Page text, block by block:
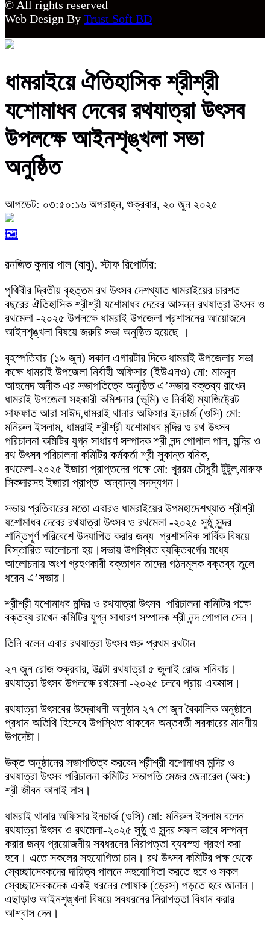
© All rights reserved
Web Design By Trust Soft BD
ধামরাইয়ে ঐতিহাসিক শ্রীশ্রী
যশোমাধব দেবের রথযাত্রা উৎসব
উপলক্ষে আইনশৃঙ্খলা সভা
অনুষ্ঠিত
আপডেট: ০৩:৫০:১৬ অপরাহ্ন, শুক্রবার, ২০ জুন ২০২৫
🖼️
রনজিত কুমার পাল (বাবু), স্টাফ রিপোর্টার:
পৃথিবীর দ্বিতীয় বৃহত্তম রথ উৎসব দেশখ্যাত ধামরাইয়ের চারশত
বছরের ঐতিহাসিক শ্রীশ্রী যশোমাধব দেবের আসন্ন রথযাত্রা উৎসব ও
রথমেলা -২০২৫ উপলক্ষে ধামরাই উপজেলা প্রশাসনের আয়োজনে
আইনশৃঙ্খলা বিষয়ে জরুরি সভা অনুষ্ঠিত হয়েছে ।
বৃহস্পতিবার (১৯ জুন) সকাল এগারটার দিকে ধামরাই উপজেলার সভা
কক্ষে ধামরাই উপজেলা নির্বাহী অফিসার (ইউএনও) মো: মামনুন
আহমেদ অনীক এর সভাপতিত্বে অনুষ্ঠিত এ’সভায় বক্তব্য রাখেন
ধামরাই উপজেলা সহকারী কমিশনার (ভূমি) ও নির্বাহী ম্যাজিষ্ট্রেট
সাফফাত আরা সাঈদ,ধামরাই থানার অফিসার ইনচার্জ (ওসি) মো:
মনিরুল ইসলাম, ধামরাই শ্রীশ্রী যশোমাধব মন্দির ও রথ উৎসব
পরিচালনা কমিটির যুগ্ন সাধারণ সম্পাদক শ্রী নন্দ গোপাল পাল, মন্দির ও
রথ উৎসব পরিচালনা কমিটির কর্মকর্তা শ্রী সুকান্ত বনিক,
রথমেলা-২০২৫ ইজারা প্রাপ্তদের পক্ষে মো: খুররম চৌধুরী টুটুল,মারুফ
সিকদারসহ ইজারা প্রাপ্ত অন্যান্য সদস্যগন।
সভায় প্রতিবারের মতো এবারও ধামরাইয়ের উপমহাদেশখ্যাত শ্রীশ্রী
যশোমাধব দেবের রথযাত্রা উৎসব ও রথমেলা -২০২৫ সুষ্ঠু সুন্দর
শান্তিপূর্ণ পরিবেশে উদযাপিত করার জন্য প্রশাসনিক সার্বিক বিষয়ে
বিস্তারিত আলোচনা হয়।সভায় উপস্থিত ব্যক্তিবর্গের মধ্যে
আলোচনায় অংশ গ্রহণকারী বক্তাগন তাদের গঠনমূলক বক্তব্য তুলে
ধরেন এ’সভায়।
শ্রীশ্রী যশোমাধব মন্দির ও রথযাত্রা উৎসব পরিচালনা কমিটির পক্ষে
বক্তব্য রাখেন কমিটির যুগ্ন সাধারণ সম্পাদক শ্রী নন্দ গোপাল সেন।
তিনি বলেন এবার রথযাত্রা উৎসব শুরু প্রথম রথটান
২৭ জুন রোজ শুক্রবার, উল্টো রথযাত্রা ৫ জুলাই রোজ শনিবার।
রথযাত্রা উৎসব উপলক্ষে রথমেলা -২০২৫ চলবে প্রায় একমাস।
রথযাত্রা উৎসবের উদ্বোধনী অনুষ্ঠান ২৭ শে জুন বৈকালিক অনুষ্ঠানে
প্রধান অতিথি হিসেবে উপস্থিত থাকবেন অন্তবর্তী সরকারের মানণীয়
উপদেষ্টা।
উক্ত অনুষ্ঠানের সভাপতিত্ব করবেন শ্রীশ্রী যশোমাধব মন্দির ও
রথযাত্রা উৎসব পরিচালনা কমিটির সভাপতি মেজর জেনারেল (অব:)
শ্রী জীবন কানাই দাস।
ধামরাই থানার অফিসার ইনচার্জ (ওসি) মো: মনিরুল ইসলাম বলেন
রথযাত্রা উৎসব ও রথমেলা-২০২৫ সুষ্ঠু ও সুন্দর সফল ভাবে সম্পন্ন
করার জন্য প্রয়োজনীয় সবধরনের নিরাপত্তা ব্যবস্হা গ্রহণ করা
হবে। এতে সকলের সহযোগিতা চান। রথ উৎসব কমিটির পক্ষ থেকে
স্বেচ্ছাসেবকদের দায়িত্ব পালনে সহযোগিতা করতে হবে ও সকল
স্বেচ্ছাসেবকদেক একই ধরনের পোষাক (ড্রেস) পড়তে হবে জানান।
এছাড়াও আইনশৃঙ্খলা বিষয়ে সবধরনের নিরাপত্তা বিধান করার
আশ্বাস দেন।